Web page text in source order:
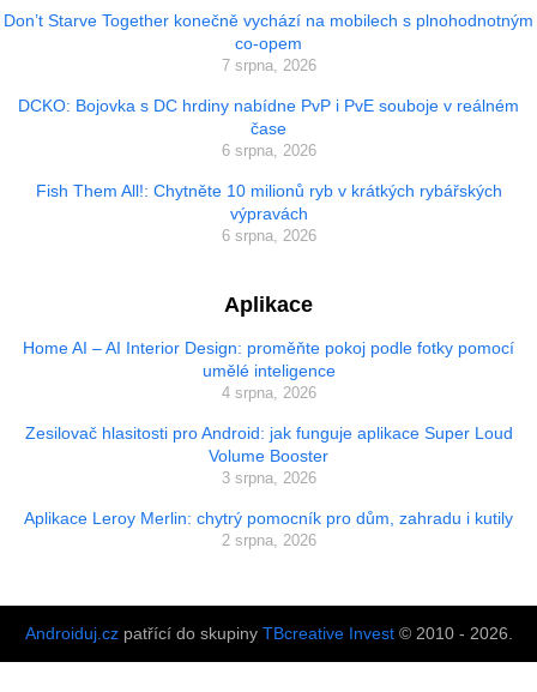
Don’t Starve Together konečně vychází na mobilech s plnohodnotným
co-opem
7 srpna, 2026
DCKO: Bojovka s DC hrdiny nabídne PvP i PvE souboje v reálném
čase
6 srpna, 2026
Fish Them All!: Chytněte 10 milionů ryb v krátkých rybářských
výpravách
6 srpna, 2026
Aplikace
Home AI – AI Interior Design: proměňte pokoj podle fotky pomocí
umělé inteligence
4 srpna, 2026
Zesilovač hlasitosti pro Android: jak funguje aplikace Super Loud
Volume Booster
3 srpna, 2026
Aplikace Leroy Merlin: chytrý pomocník pro dům, zahradu i kutily
2 srpna, 2026
Androiduj.czpatřící do skupiny TBcreative Invest© 2010 - 2026.